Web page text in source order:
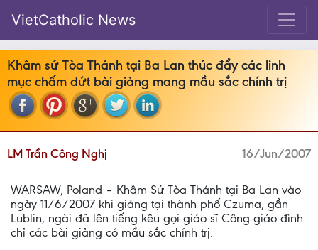
VietCatholic News
Khâm sứ Tòa Thánh tại Ba Lan thúc đẩy các linh
mục chấm dứt bài giảng mang mầu sắc chính trị
LM Trần Công Nghị 16/Jun/2007
WARSAW, Poland – Khâm Sứ Tòa Thánh tại Ba Lan vào
ngày 11/6/2007 khi giảng tại thành phố Czuma, gần
Lublin, ngài đã lên tiếng kêu gọi giáo sĩ Công giáo đình
chỉ các bài giảng có mầu sắc chính trị.